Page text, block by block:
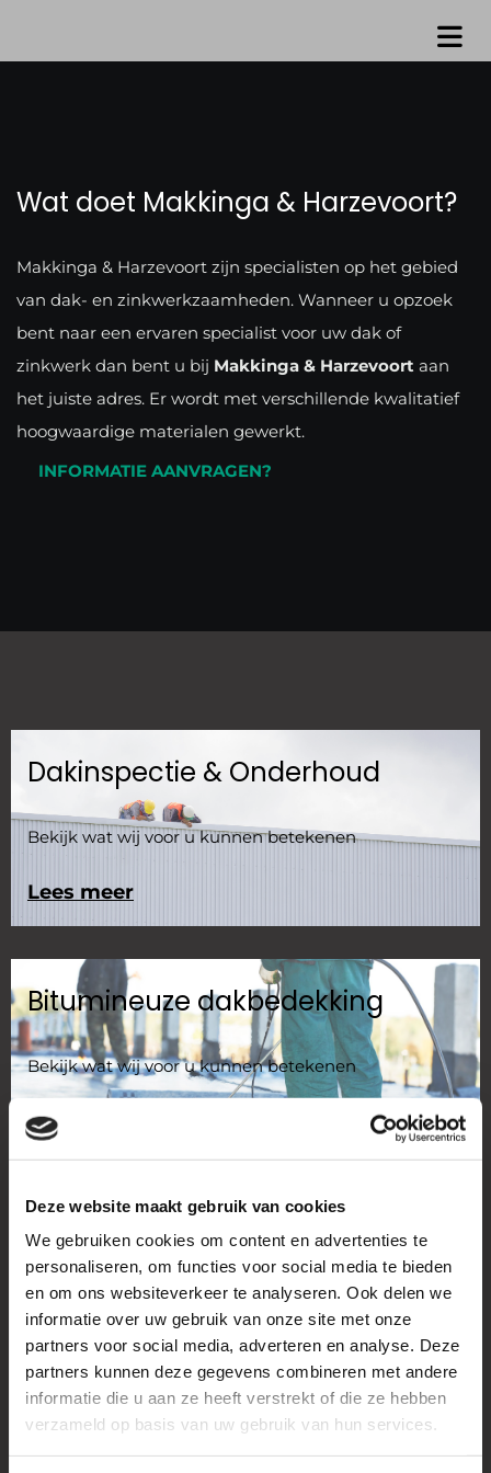
Deze website maakt gebruik van cookies
We gebruiken cookies om content en advertenties te
personaliseren, om functies voor social media te bieden
en om ons websiteverkeer te analyseren. Ook delen we
informatie over uw gebruik van onze site met onze
partners voor social media, adverteren en analyse. Deze
partners kunnen deze gegevens combineren met andere
informatie die u aan ze heeft verstrekt of die ze hebben
verzameld op basis van uw gebruik van hun services.
Wat doet Makkinga & Harzevoort?
Makkinga & Harzevoort zijn specialisten op het gebied
van dak- en zinkwerkzaamheden. Wanneer u opzoek
bent naar een ervaren specialist voor uw dak of
zinkwerk dan bent u bij Makkinga & Harzevoort aan
het juiste adres. Er wordt met verschillende kwalitatief
hoogwaardige materialen gewerkt.
INFORMATIE AANVRAGEN?
Dakinspectie & Onderhoud
Bekijk wat wij voor u kunnen betekenen
Lees meer
Bitumineuze dakbedekking
Bekijk wat wij voor u kunnen betekenen
Lees meer
EPDM dakbedekking
Bekijk wat wij voor u kunnen betekenen
Lees meer
Zink, koper en lood